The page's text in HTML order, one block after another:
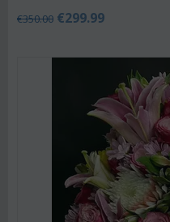
€350.00 €299.99